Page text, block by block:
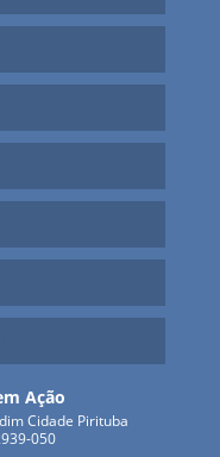
Ação
Cidade Pirituba
050